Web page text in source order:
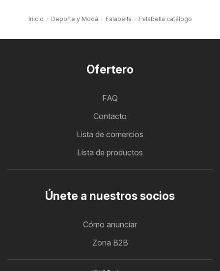
Inicio Deporte y Moda Falabella Falabella catálogo
Ofertero
FAQ
Contacto
Lista de comercios
Lista de productos
Únete a nuestros socios
Cómo anunciar
Zona B2B